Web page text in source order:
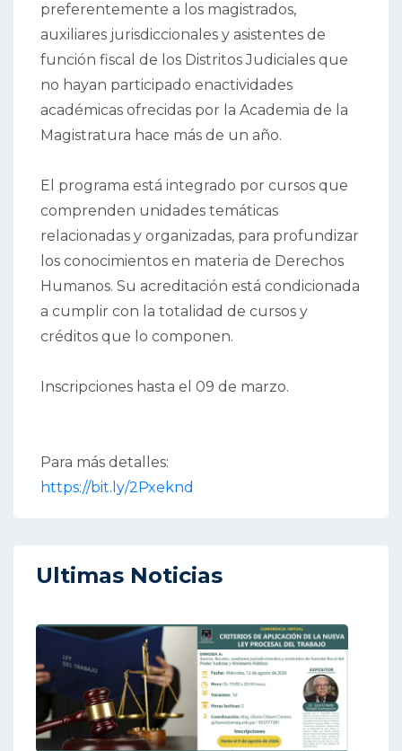
preferentemente a los magistrados,
auxiliares jurisdiccionales y asistentes de
función fiscal de los Distritos Judiciales que
no hayan participado enactividades
académicas ofrecidas por la Academia de la
Magistratura hace más de un año.
El programa está integrado por cursos que
comprenden unidades temáticas
relacionadas y organizadas, para profundizar
los conocimientos en materia de Derechos
Humanos. Su acreditación está condicionada
a cumplir con la totalidad de cursos y
créditos que lo componen.
Inscripciones hasta el 09 de marzo.
Para más detalles:
https://bit.ly/2Pxeknd
Ultimas Noticias